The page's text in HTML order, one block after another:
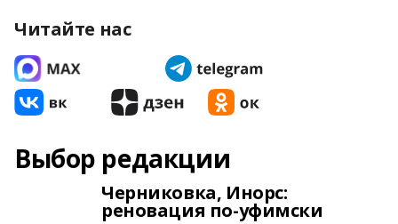
Читайте нас
Выбор редакции
Черниковка, Инорс:
реновация по-уфимски